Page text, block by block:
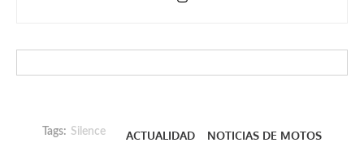
Tags: Silence ACTUALIDAD NOTICIAS DE MOTOS